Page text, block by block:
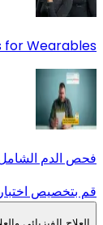
for Wearables
فحص الدم
قم بتخصيص